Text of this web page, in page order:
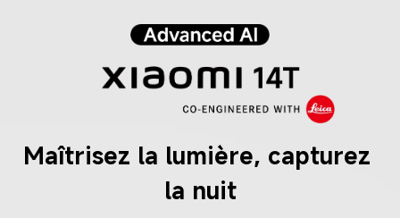
Maîtrisez la lumière, capturez
la nuit